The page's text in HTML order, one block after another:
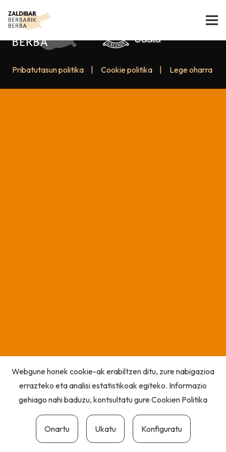
Pribatutasun politika Cookie politika Lege oharra
Webgune honek cookie-ak erabiltzen ditu, zure nabigazioa
errazteko eta analisi estatistikoak egiteko. Informazio
gehiago nahi baduzu, kontsultatu gureCookien Politika
Onartu Ukatu Konfiguratu